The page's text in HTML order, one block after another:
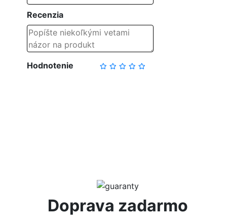
Recenzia
Hodnotenie
Doprava zadarmo